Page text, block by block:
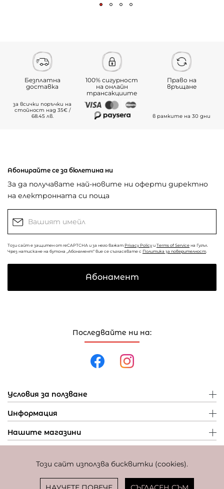
Този сайт използва бисквитки (cookies).
Безплатна
доставка
за всички поръчки на
стойност над 35€ /
68.45 лв.
100% сигурност
на онлайн
трансакциите
Право на
връщане
в рамките на 30 дни
Последвайте ни на:
Условия за ползване
Информация
Нашите магазини
Абонирайте се за бюлетина ни
За да получавате най-новите ни оферти директно
на електронната си поща
Този сайт е защитен от reCAPTCHA и за него важат Privacy Policy и Terms of Service на Гугъл.
Чрез натискане на бутона „Абонамент“ вие се съгласявате с Политика за поверителност
Абонамент
Фиксиран курс за превалутиране: 1 EUR = 1,95583 BGN